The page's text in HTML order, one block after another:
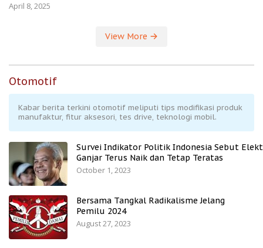
April 8, 2025
View More
Otomotif
Kabar berita terkini otomotif meliputi tips modifikasi produk
manufaktur, fitur aksesori, tes drive, teknologi mobil.
Survei Indikator Politik Indonesia Sebut
Ganjar Terus Naik dan Tetap Teratas
October 1, 2023
Bersama Tangkal Radikalisme Jelang
Pemilu 2024
August 27, 2023